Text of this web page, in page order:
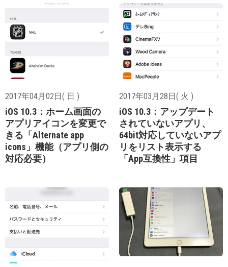
2017年04月02日( 日 )
iOS 10.3：ホーム画面の
アプリアイコンを変更で
きる「Alternate app
icons」機能（アプリ側の
対応必要）
2017年03月28日( 火 )
iOS 10.3：アップデート
されていないアプリ、
64bit対応していないアプ
リをリスト表示する
「App互換性」項目